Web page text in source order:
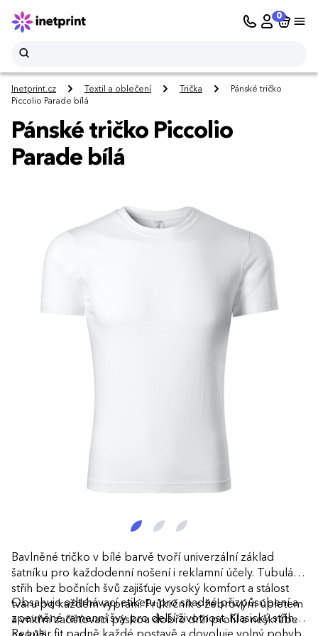
0
Inetprint.cz Textil a oblečení Trička
Pánské tričko
Piccolio Parade bílá
Pánské tričko Piccolio
Parade bílá
Bavlněné tričko v bílé barvě tvoří univerzální základ
šatníku pro každodenní nošení i reklamní účely. Tubulární
střih bez bočních švů zajišťuje vysoký komfort a stálost
tvaru po každém vyprání. Průkrčník s žebrovým úpletem
a vnitřní začišťovací páskou dobře drží profil a neškrábe
Obsahuje odtrhávací etiketu pro snadné přizpůsobení a
zpevněné ramenní švy pro delší životnost. Klasický střih